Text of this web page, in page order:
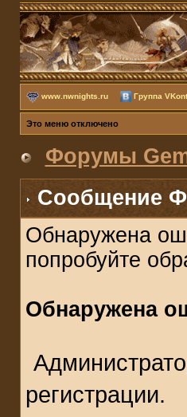
www.nwnights.ru Группа
Это меню отключено
Форумы
Сообщение
Обнаружена
попробуйте
Обнаружена
регистрации.